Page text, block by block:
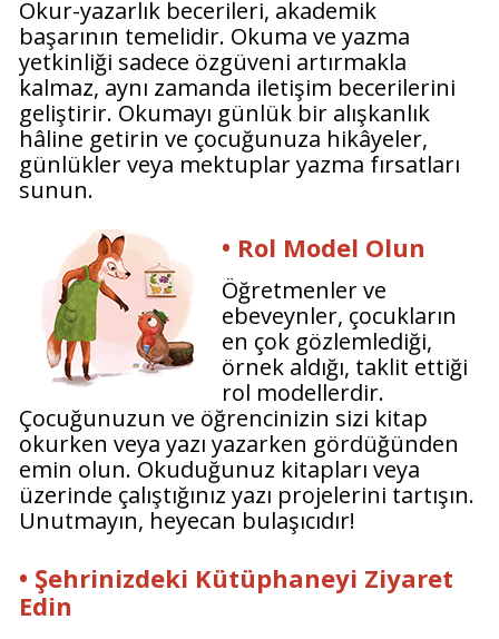
Okur-yazarlık becerileri, akademik
başarının temelidir. Okuma ve yazma
yetkinliği sadece özgüveni artırmakla
kalmaz, aynı zamanda iletişim becerilerini
geliştirir. Okumayı günlük bir alışkanlık
hâline getirin ve çocuğunuza hikâyeler,
günlükler veya mektuplar yazma fırsatları
sunun.
• Rol Model Olun
Öğretmenler ve
ebeveynler, çocukların
en çok gözlemlediği,
örnek aldığı, taklit ettiği
rol modellerdir.
Çocuğunuzun ve öğrencinizin sizi kitap
okurken veya yazı yazarken gördüğünden
emin olun. Okuduğunuz kitapları veya
üzerinde çalıştığınız yazı projelerini tartışın.
Unutmayın, heyecan bulaşıcıdır!
• Şehrinizdeki Kütüphaneyi Ziyaret
Edin